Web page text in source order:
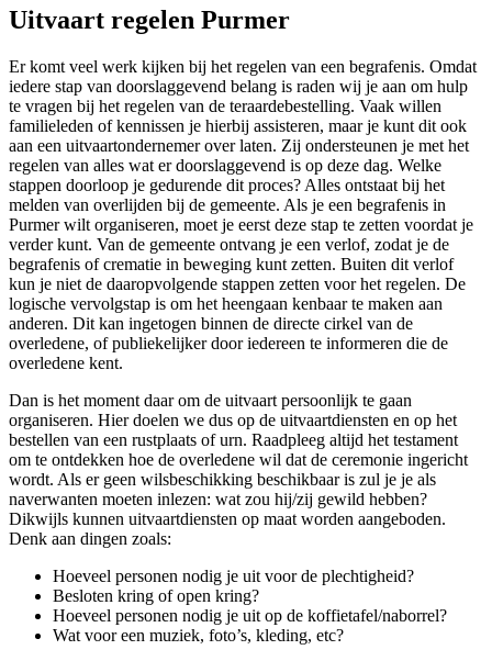
Uitvaart regelen Purmer
Er komt veel werk kijken bij het regelen van een begrafenis. Omdat
iedere stap van doorslaggevend belang is raden wij je aan om hulp
te vragen bij het regelen van de teraardebestelling. Vaak willen
familieleden of kennissen je hierbij assisteren, maar je kunt dit ook
aan een uitvaartondernemer over laten. Zij ondersteunen je met het
regelen van alles wat er doorslaggevend is op deze dag. Welke
stappen doorloop je gedurende dit proces? Alles ontstaat bij het
melden van overlijden bij de gemeente. Als je een begrafenis in
Purmer wilt organiseren, moet je eerst deze stap te zetten voordat je
verder kunt. Van de gemeente ontvang je een verlof, zodat je de
begrafenis of crematie in beweging kunt zetten. Buiten dit verlof
kun je niet de daaropvolgende stappen zetten voor het regelen. De
logische vervolgstap is om het heengaan kenbaar te maken aan
anderen. Dit kan ingetogen binnen de directe cirkel van de
overledene, of publiekelijker door iedereen te informeren die de
overledene kent.
Dan is het moment daar om de uitvaart persoonlijk te gaan
organiseren. Hier doelen we dus op de uitvaartdiensten en op het
bestellen van een rustplaats of urn. Raadpleeg altijd het testament
om te ontdekken hoe de overledene wil dat de ceremonie ingericht
wordt. Als er geen wilsbeschikking beschikbaar is zul je je als
naverwanten moeten inlezen: wat zou hij/zij gewild hebben?
Dikwijls kunnen uitvaartdiensten op maat worden aangeboden.
Denk aan dingen zoals:
Hoeveel personen nodig je uit voor de plechtigheid?
Besloten kring of open kring?
Hoeveel personen nodig je uit op de koffietafel/naborrel?
Wat voor een muziek, foto’s, kleding, etc?